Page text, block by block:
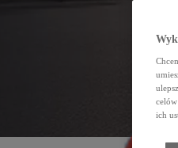
ich